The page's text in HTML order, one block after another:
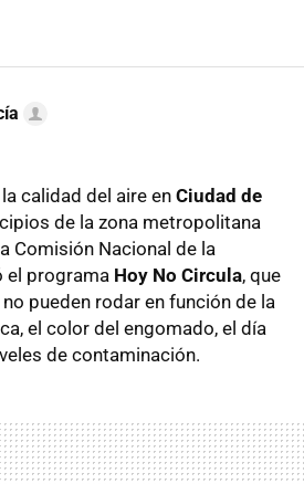
calidad del aire en Ciudad de
de la zona metropolitana
Comisión Nacional de la
el programa Hoy No Circula, que
pueden rodar en función de la
el color del engomado, el día
de contaminación.